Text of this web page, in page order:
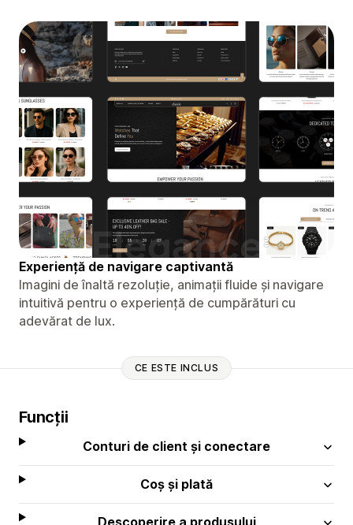
Experiență de navigare captivantă
Imagini de înaltă rezoluție, animații fluide și navigare
intuitivă pentru o experiență de cumpărături cu
adevărat de lux.
CE ESTE INCLUS
Funcții
Conturi de client și conectare
Coș și plată
Descoperire a produsului